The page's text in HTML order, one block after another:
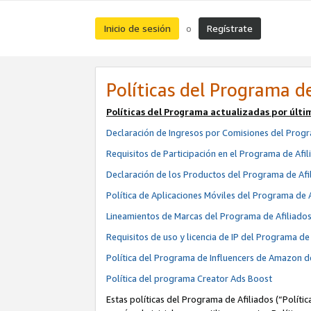
Inicio de sesión o Regístrate
Políticas del Programa
Políticas del Programa actualizadas por
Declaración de Ingresos por Comisiones del
Requisitos de Participación en el Programa de
Declaración de los Productos del Programa de
Política de Aplicaciones Móviles del Programa de
Lineamientos de Marcas del Programa de Afiliados
Requisitos de uso y licencia de IP del Programa
Política del Programa de Influencers de Amazon
Política del programa Creator Ads Boost
Estas políticas del Programa de Afiliados